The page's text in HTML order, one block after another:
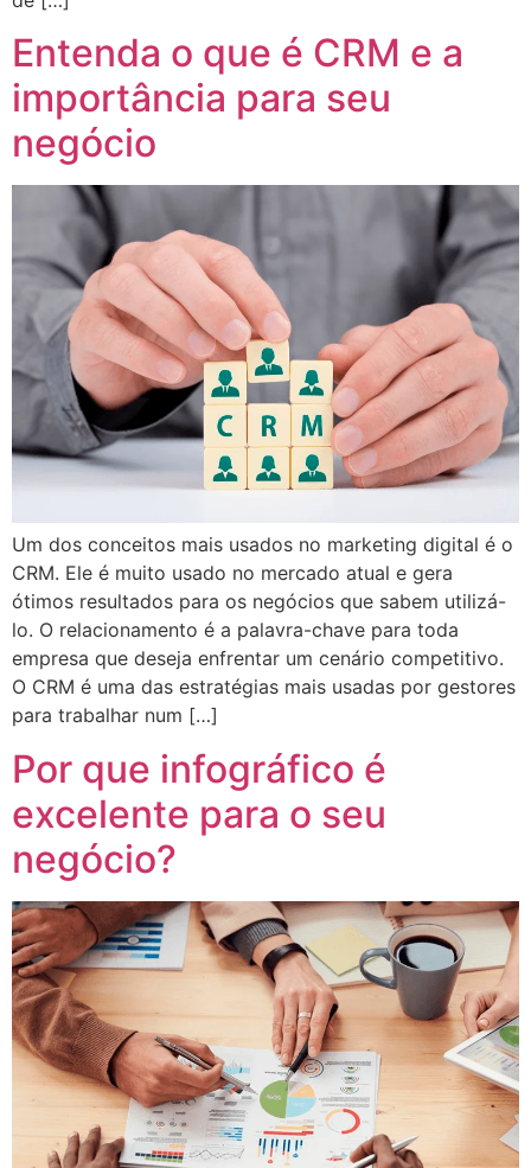
Entenda o que é CRM e a
importância para seu
negócio
Um dos conceitos mais usados no marketing digital é o
CRM. Ele é muito usado no mercado atual e gera
ótimos resultados para os negócios que sabem utilizá-
lo. O relacionamento é a palavra-chave para toda
empresa que deseja enfrentar um cenário competitivo.
O CRM é uma das estratégias mais usadas por gestores
para trabalhar num […]
Por que infográfico é
excelente para o seu
negócio?